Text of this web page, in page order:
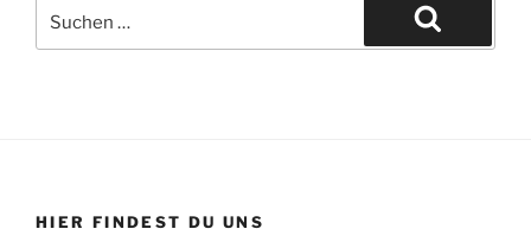
nach:
Suchen
HIER FINDEST DU UNS